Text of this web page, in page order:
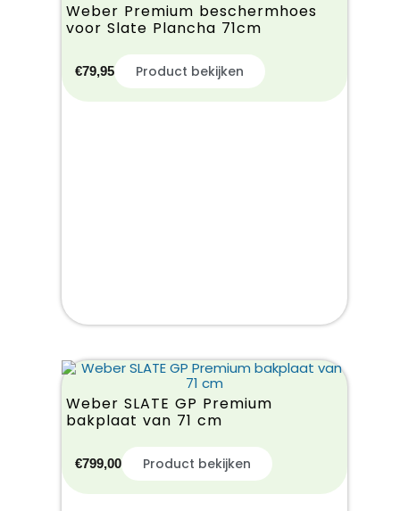
Weber Premium beschermhoes
voor Slate Plancha 71cm
€79,95 Product bekijken
Weber SLATE GP Premium
bakplaat van 71 cm
€799,00 Product bekijken